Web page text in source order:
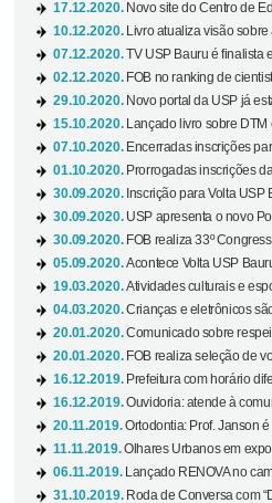
17.12.2020. Novo site do Centro de
10.12.2020.
Livro atualiza visão
07.12.2020.TV USP Bauru é finalista
02.12.2020. FOB no ranking de
29.10.2020. Novo portal da USP já
15.10.2020.
Lançado livro sobre
07.10.2020. Encerradas inscrições
01.10.2020. Prorrogadas inscrições
30.09.2020. Inscrição para Volta USP
30.09.2020. USP apresenta o novo
30.09.2020. FOB realiza 33º
05.09.2020.Acontece Volta USP
19.03.2020.Atividades culturais e
04.03.2020.Crianças e eletrônicos
20.01.2020.Comunicado sobre
20.01.2020. FOB realiza seleção de
16.12.2019. Prefeitura com horário
16.12.2019.Ouvidoria: atende à
20.11.2019.Ortodontia: Prof. Janson
11.11.2019.Olhares Urbanos em
06.11.2019.
Lançado RENOVA no
31.10.2019. Roda de Conversa com